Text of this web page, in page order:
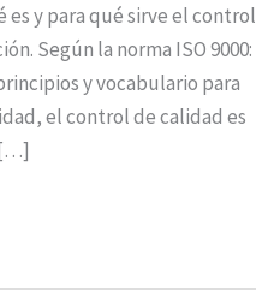
y para qué sirve el control
Según la norma ISO 9000:
y vocabulario para
el control de calidad es
[…]